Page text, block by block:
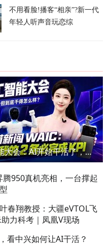
不用看脸!播客“相亲”?新一代
年轻人听声音玩恋综
世界人工智能大会：AI开始干活了，但到底干的怎么样？萌新闯WAIC
腾950真机亮相，一台撑起
春翔教授：大疆eVTOL飞
力科考｜凤凰V现场
看中兴如何让AI干活？